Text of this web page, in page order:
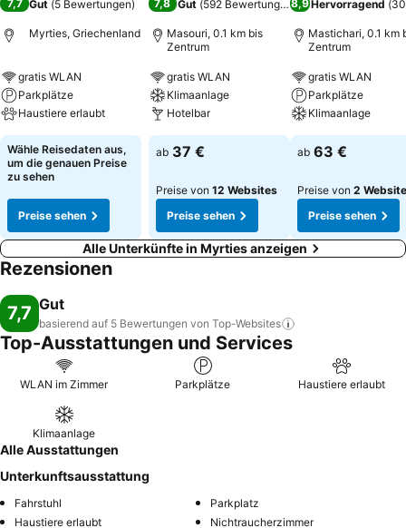
7,7 Gut (5 Bewertungen)
Myrties, Griechenland
gratis WLAN
Parkplätze
Haustiere erlaubt
Wähle Reisedaten aus,
um die genauen Preise
zu sehen
Preise sehen
7,8 Gut (592 Bewertungen)
Masouri, 0.1 km bis
Zentrum
gratis WLAN
Klimaanlage
Hotelbar
ab 37 €
Preise von 12 Websites
Preise sehen
8,9Hervorragend (
Mastichari, 0.1 km
Zentrum
gratis WLAN
Parkplätze
Klimaanlage
ab 63 €
Preise von 2
Preise sehen
Alle Unterkünfte in Myrties anzeigen
Rezensionen
7,7 Gut
basierend auf 5 Bewertungen von Top-Websites
Top-Ausstattungen und Services
WLAN im Zimmer Parkplätze Haustiere erlaubt
Klimaanlage
Alle Ausstattungen
Unterkunftsausstattung
Fahrstuhl
Parkplatz
Haustiere erlaubt
Nichtraucherzimmer